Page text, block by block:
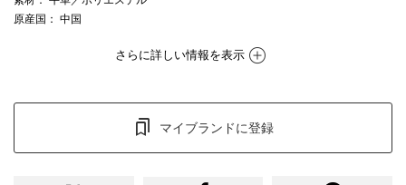
原産国 ： 中国
さらに詳しい情報を表示
マイブランドに登録